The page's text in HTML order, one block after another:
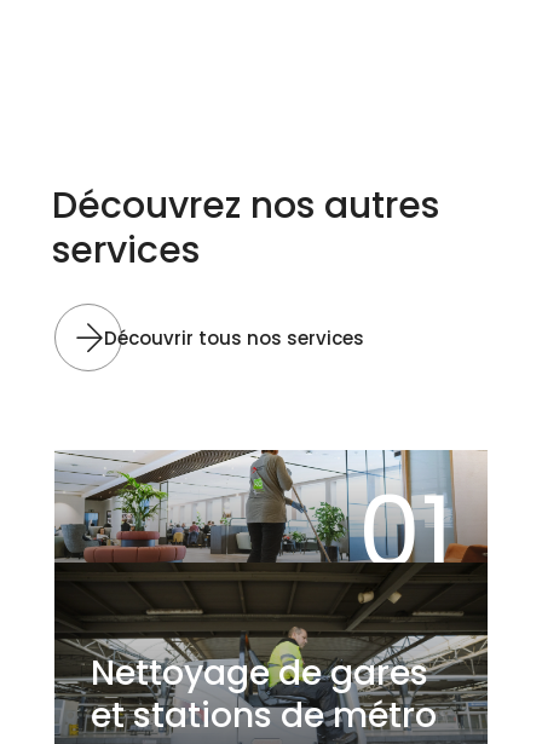
Découvrez nos autres
services
Découvrir tous nos services
01
Nettoyage de gares
et stations de métro